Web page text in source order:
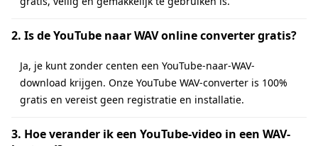
2. Is de YouTube naar WAV online converter gratis?
Ja, je kunt zonder centen een YouTube-naar-WAV-
download krijgen. Onze YouTube WAV-converter is 100%
gratis en vereist geen registratie en installatie.
3. Hoe verander ik een YouTube-video in een WAV-